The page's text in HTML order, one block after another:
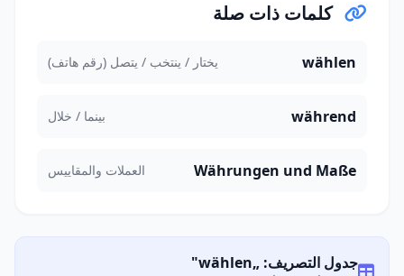
كلمات ذات صلة
wählen يختار / ينتخب / يتصل (رقم هاتف)
während بينما / خلال
Währungen und Maße العملات والمقاييس
جدول التصريف: „wählen"